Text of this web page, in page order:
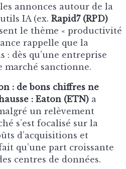
annonces autour de la
IA (ex. Rapid7 (RPD)
le thème « productivité
rappelle que la
: dès qu’une entreprise
marché sanctionne.
: de bons chiffres ne
: Eaton (ETN) a
un relèvement
s’est focalisé sur la
d’acquisitions et
qu’une part croissante
centres de données.